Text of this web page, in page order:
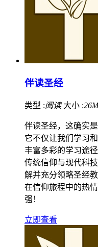
伴读圣经
类型 :阅读 大小 :
伴读圣经，这确实
它不仅让我们学习
丰富多彩的学习途
传统信仰与现代科
解并充分领略圣经
在信仰旅程中的热
强！
立即查看